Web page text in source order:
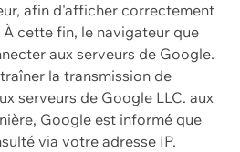
afin d'afficher correctement
cette fin, le navigateur que
aux serveurs de Google.
la transmission de
serveurs de Google LLC. aux
Google est informé que
via votre adresse IP.